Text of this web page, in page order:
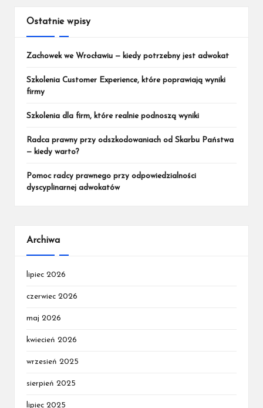
Ostatnie wpisy
Zachowek we Wrocławiu — kiedy potrzebny jest adwokat
Szkolenia Customer Experience, które poprawiają wyniki
firmy
Szkolenia dla firm, które realnie podnoszą wyniki
Radca prawny przy odszkodowaniach od Skarbu Państwa
— kiedy warto?
Pomoc radcy prawnego przy odpowiedzialności
dyscyplinarnej adwokatów
Archiwa
lipiec 2026
czerwiec 2026
maj 2026
kwiecień 2026
wrzesień 2025
sierpień 2025
lipiec 2025